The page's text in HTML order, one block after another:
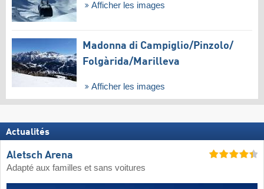
Afficher les images
Madonna di Campiglio/​Pinzolo/​
Folgàrida/​Marilleva
Afficher les images
Actualités
Aletsch Arena
Adapté aux familles et sans voitures